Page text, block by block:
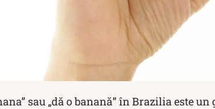
sau „dă o banană” în Brazilia este